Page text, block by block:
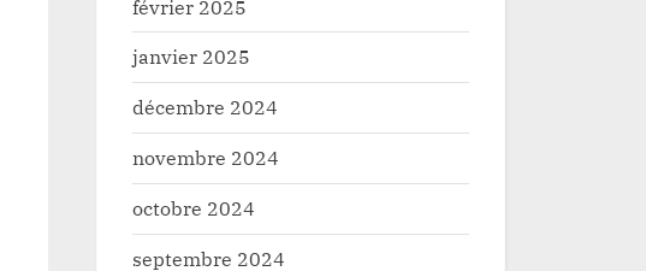
février 2025
janvier 2025
décembre 2024
novembre 2024
octobre 2024
septembre 2024